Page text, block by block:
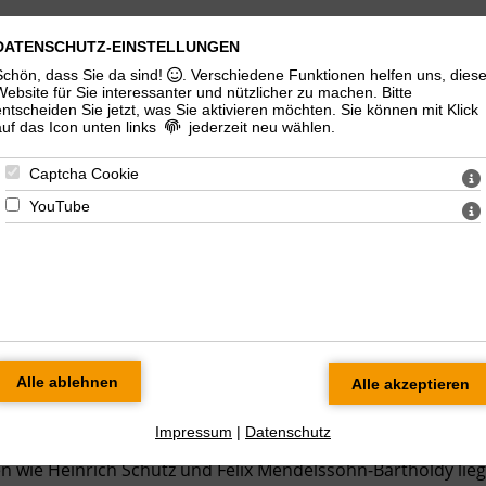
cappella-Chormusik gründete sich 2010 in Halle (Saale) der
Sängerinnen und Sänger können auf reichhaltige Erfahrung
und Chören - wie der Singakademie Dresden, dem
Robert-Franz-Singakademie Halle - zurückblicken und
dem Berufsalltag anspruchsvoller Chorliteratur.
gleichermaßen aus weltlicher und geistlicher Musik
besonderen Pflege von Kompositionen großer
wie Heinrich Schütz und Felix Mendelssohn-Bartholdy
EINSTELLUNGEN
dass Sie da sind!
. Verschiedene Funktionen helfen uns, diese
für Sie interessanter und nützlicher zu machen.
Bitte
Sie jetzt, was Sie aktivieren möchten. Sie können mit Klick
das Icon unten links
jederzeit neu wählen.
Captcha Cookie
YouTube
Impressum | Datenschutz